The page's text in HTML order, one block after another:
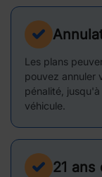
Les plans
pouvez annuler
pénalité,
véhicule.
21 ans